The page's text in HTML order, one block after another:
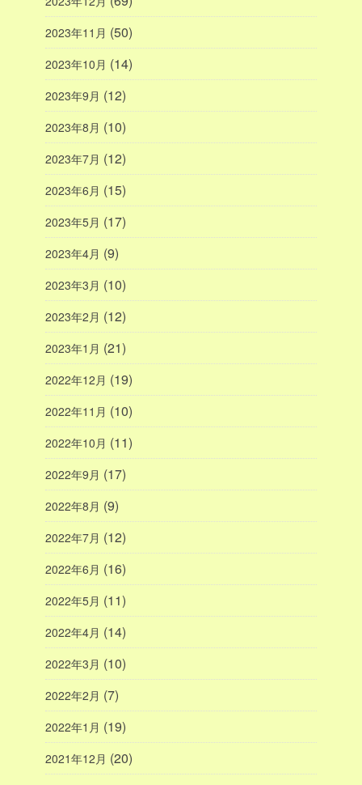
2023年11月 (50)
2023年10月 (14)
2023年9月 (12)
2023年8月 (10)
2023年7月 (12)
2023年6月 (15)
2023年5月 (17)
2023年4月 (9)
2023年3月 (10)
2023年2月 (12)
2023年1月 (21)
2022年12月 (19)
2022年11月 (10)
2022年10月 (11)
2022年9月 (17)
2022年8月 (9)
2022年7月 (12)
2022年6月 (16)
2022年5月 (11)
2022年4月 (14)
2022年3月 (10)
2022年2月 (7)
2022年1月 (19)
2021年12月 (20)